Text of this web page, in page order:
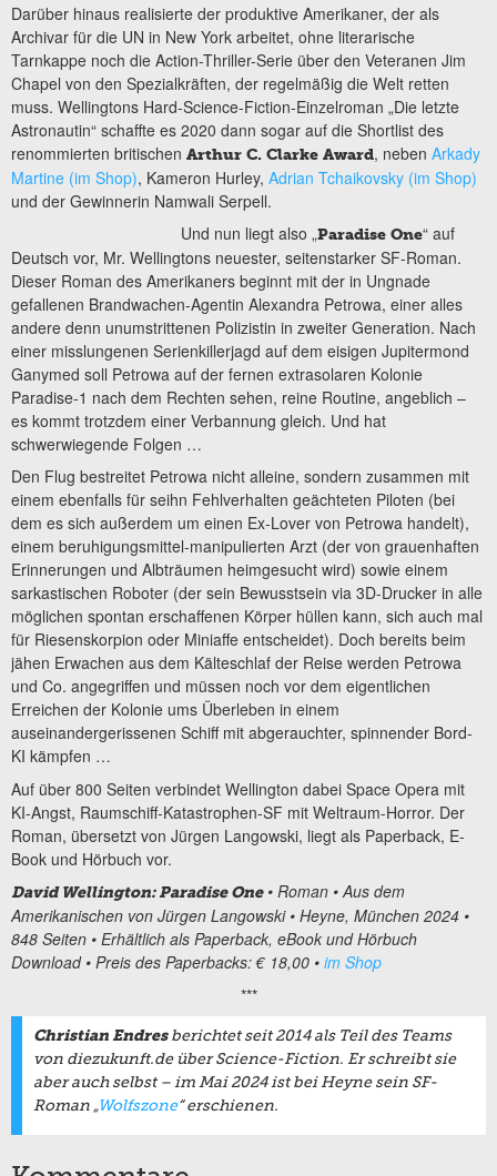
Darüber hinaus realisierte der produktive Amerikaner, der als
Archivar für die UN in New York arbeitet, ohne literarische
Tarnkappe noch die Action-Thriller-Serie über den Veteranen Jim
Chapel von den Spezialkräften, der regelmäßig die Welt retten
muss. Wellingtons Hard-Science-Fiction-Einzelroman „Die letzte
Astronautin“ schaffte es 2020 dann sogar auf die Shortlist des
renommierten britischen Arthur C. Clarke Award, neben Arkady
Martine (im Shop), Kameron Hurley, Adrian Tchaikovsky (im Shop)
und der Gewinnerin Namwali Serpell.
Und nun liegt also „Paradise One“ auf
Deutsch vor, Mr. Wellingtons neuester, seitenstarker SF-Roman.
Dieser Roman des Amerikaners beginnt mit der in Ungnade
gefallenen Brandwachen-Agentin Alexandra Petrowa, einer alles
andere denn unumstrittenen Polizistin in zweiter Generation. Nach
einer misslungenen Serienkillerjagd auf dem eisigen Jupitermond
Ganymed soll Petrowa auf der fernen extrasolaren Kolonie
Paradise-1 nach dem Rechten sehen, reine Routine, angeblich –
es kommt trotzdem einer Verbannung gleich. Und hat
schwerwiegende Folgen …
Den Flug bestreitet Petrowa nicht alleine, sondern zusammen mit
einem ebenfalls für seihn Fehlverhalten geächteten Piloten (bei
dem es sich außerdem um einen Ex-Lover von Petrowa handelt),
einem beruhigungsmittel-manipulierten Arzt (der von grauenhaften
Erinnerungen und Albträumen heimgesucht wird) sowie einem
sarkastischen Roboter (der sein Bewusstsein via 3D-Drucker in alle
möglichen spontan erschaffenen Körper hüllen kann, sich auch mal
für Riesenskorpion oder Miniaffe entscheidet). Doch bereits beim
jähen Erwachen aus dem Kälteschlaf der Reise werden Petrowa
und Co. angegriffen und müssen noch vor dem eigentlichen
Erreichen der Kolonie ums Überleben in einem
auseinandergerissenen Schiff mit abgerauchter, spinnender Bord-
KI kämpfen …
Auf über 800 Seiten verbindet Wellington dabei Space Opera mit
KI-Angst, Raumschiff-Katastrophen-SF mit Weltraum-Horror. Der
Roman, übersetzt von Jürgen Langowski, liegt als Paperback, E-
Book und Hörbuch vor.
David Wellington: Paradise One• Roman • Aus dem
Amerikanischen von Jürgen Langowski • Heyne, München 2024 •
848 Seiten • Erhältlich als Paperback, eBook und Hörbuch
Download • Preis des Paperbacks: € 18,00 • im Shop
***
Christian Endresberichtet seit 2014 als Teil des Teams
von diezukunft.de über Science-Fiction. Er schreibt sie
aber auch selbst – im Mai 2024 ist bei Heyne sein SF-
Roman „Wolfszone“ erschienen.